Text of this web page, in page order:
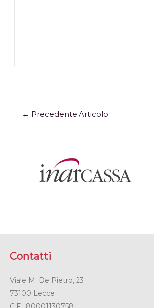
← Precedente Articolo
Contatti
Viale M. De Pietro, 23
73100 Lecce